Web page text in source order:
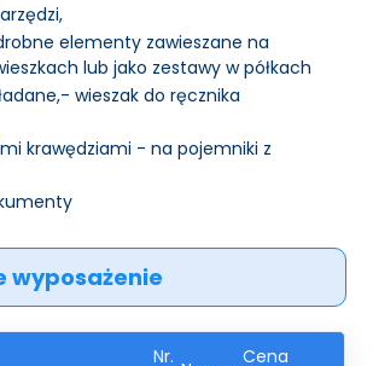
elementy zawieszane na
lub jako zestawy w półkach
wieszak do ręcznika
krawędziami - na pojemniki z
wyposażenie
Nr.
Cena